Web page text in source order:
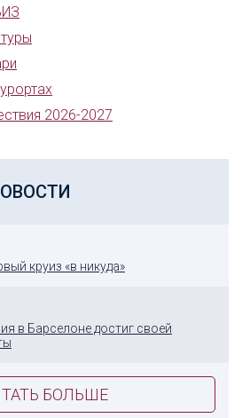
2026-2027
круиз «в никуда»
в Барселоне достиг своей
БОЛЬШЕ